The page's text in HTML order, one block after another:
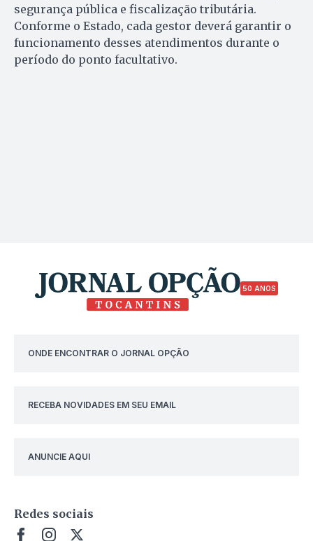
segurança pública e fiscalização tributária.
Conforme o Estado, cada gestor deverá garantir o
funcionamento desses atendimentos durante o
período do ponto facultativo.
50 ANOS
ONDE ENCONTRAR O JORNAL OPÇÃO
RECEBA NOVIDADES EM SEU EMAIL
ANUNCIE AQUI
Redes sociais